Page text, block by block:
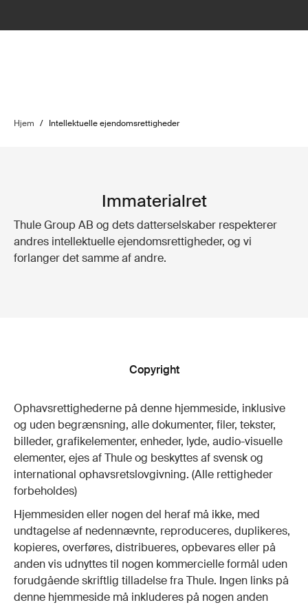
Hjem / Intellektuelle ejendomsrettigheder
Immaterialret
Thule Group AB og dets datterselskaber respekterer
andres intellektuelle ejendomsrettigheder, og vi
forlanger det samme af andre.
Copyright
Ophavsrettighederne på denne hjemmeside, inklusive
og uden begrænsning, alle dokumenter, filer, tekster,
billeder, grafikelementer, enheder, lyde, audio-visuelle
elementer, ejes af Thule og beskyttes af svensk og
international ophavsretslovgivning. (Alle rettigheder
forbeholdes)
Hjemmesiden eller nogen del heraf må ikke, med
undtagelse af nedennævnte, reproduceres, duplikeres,
kopieres, overføres, distribueres, opbevares eller på
anden vis udnyttes til nogen kommercielle formål uden
forudgående skriftlig tilladelse fra Thule. Ingen links på
denne hjemmeside må inkluderes på nogen anden